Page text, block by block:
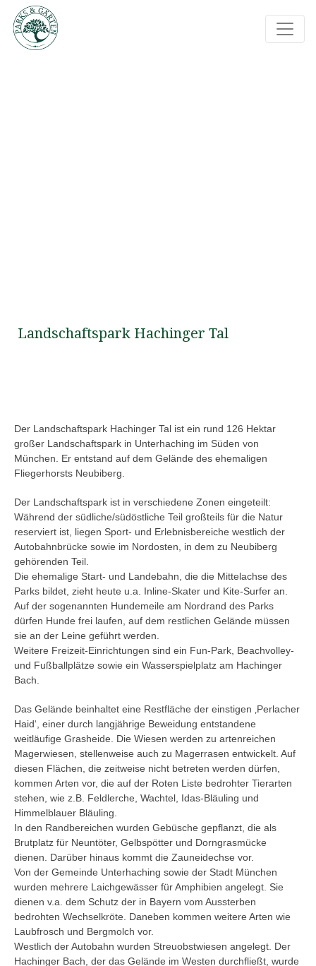
Landschaftspark Hachinger Tal
Der Landschaftspark Hachinger Tal ist ein rund 126 Hektar
großer Landschaftspark in Unterhaching im Süden von
München. Er entstand auf dem Gelände des ehemaligen
Fliegerhorsts Neubiberg.
Der Landschaftspark ist in verschiedene Zonen eingeteilt:
Während der südliche/südöstliche Teil großteils für die Natur
reserviert ist, liegen Sport- und Erlebnisbereiche westlich der
Autobahnbrücke sowie im Nordosten, in dem zu Neubiberg
gehörenden Teil.
Die ehemalige Start- und Landebahn, die die Mittelachse des
Parks bildet, zieht heute u.a. Inline-Skater und Kite-Surfer an.
Auf der sogenannten Hundemeile am Nordrand des Parks
dürfen Hunde frei laufen, auf dem restlichen Gelände müssen
sie an der Leine geführt werden.
Weitere Freizeit-Einrichtungen sind ein Fun-Park, Beachvolley-
und Fußballplätze sowie ein Wasserspielplatz am Hachinger
Bach.
Das Gelände beinhaltet eine Restfläche der einstigen ‚Perlacher
Haid‘, einer durch langjährige Beweidung entstandene
weitläufige Grasheide. Die Wiesen werden zu artenreichen
Magerwiesen, stellenweise auch zu Magerrasen entwickelt. Auf
diesen Flächen, die zeitweise nicht betreten werden dürfen,
kommen Arten vor, die auf der Roten Liste bedrohter Tierarten
stehen, wie z.B. Feldlerche, Wachtel, Idas-Bläuling und
Himmelblauer Bläuling.
In den Randbereichen wurden Gebüsche gepflanzt, die als
Brutplatz für Neuntöter, Gelbspötter und Dorngrasmücke
dienen. Darüber hinaus kommt die Zauneidechse vor.
Von der Gemeinde Unterhaching sowie der Stadt München
wurden mehrere Laichgewässer für Amphibien angelegt. Sie
dienen v.a. dem Schutz der in Bayern vom Aussterben
bedrohten Wechselkröte. Daneben kommen weitere Arten wie
Laubfrosch und Bergmolch vor.
Westlich der Autobahn wurden Streuobstwiesen angelegt. Der
Hachinger Bach, der das Gelände im Westen durchfließt, wurde